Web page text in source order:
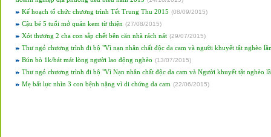
Kế hoạch tổ chức chương trình Tết Trung Thu 2015 (08/09/2015)
Cậu bé 5 tuổi mở quán kem từ thiện (27/08/2015)
Xót thương 2 cha con sắp chết bên căn nhà rách nát (29/07/2015)
Thư ngỏ chương trình đi bộ "Vì nạn nhân chất độc da cam và người khuyết tật nghèo
Bún bò 1k/bát mát lòng người lao động nghèo (13/07/2015)
Thư ngỏ chương trình đi bộ "Vì Nạn nhân chất độc da cam và Người khuyết tật nghèo
Mẹ bất lực nhìn 3 con bệnh nặng vì di chứng da cam (22/06/2015)